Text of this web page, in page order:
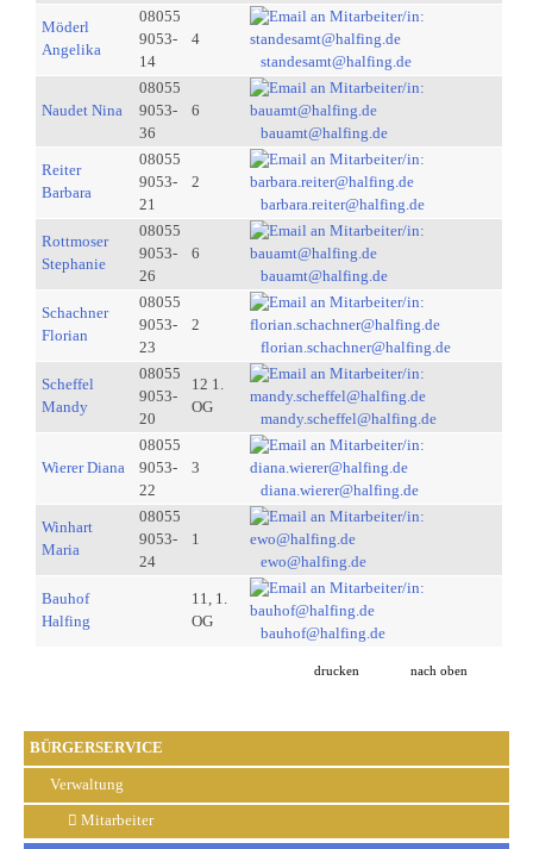
BÜRGERSERVICE
Verwaltung
Mitarbeiter
Möderl
Angelika
08055
9053-
14
4
standesamt@halfing.de
Naudet Nina
08055
9053-
36
6
bauamt@halfing.de
Reiter
Barbara
08055
9053-
21
2
barbara.reiter@halfing.de
Rottmoser
Stephanie
08055
9053-
26
6
bauamt@halfing.de
Schachner
Florian
08055
9053-
23
2
florian.schachner@halfing.de
Scheffel
Mandy
08055
9053-
20
12 1.
OG
mandy.scheffel@halfing.de
Wierer Diana
08055
9053-
22
3
diana.wierer@halfing.de
Winhart
Maria
08055
9053-
24
1
ewo@halfing.de
Bauhof
Halfing
11, 1.
OG
bauhof@halfing.de
drucken nach oben